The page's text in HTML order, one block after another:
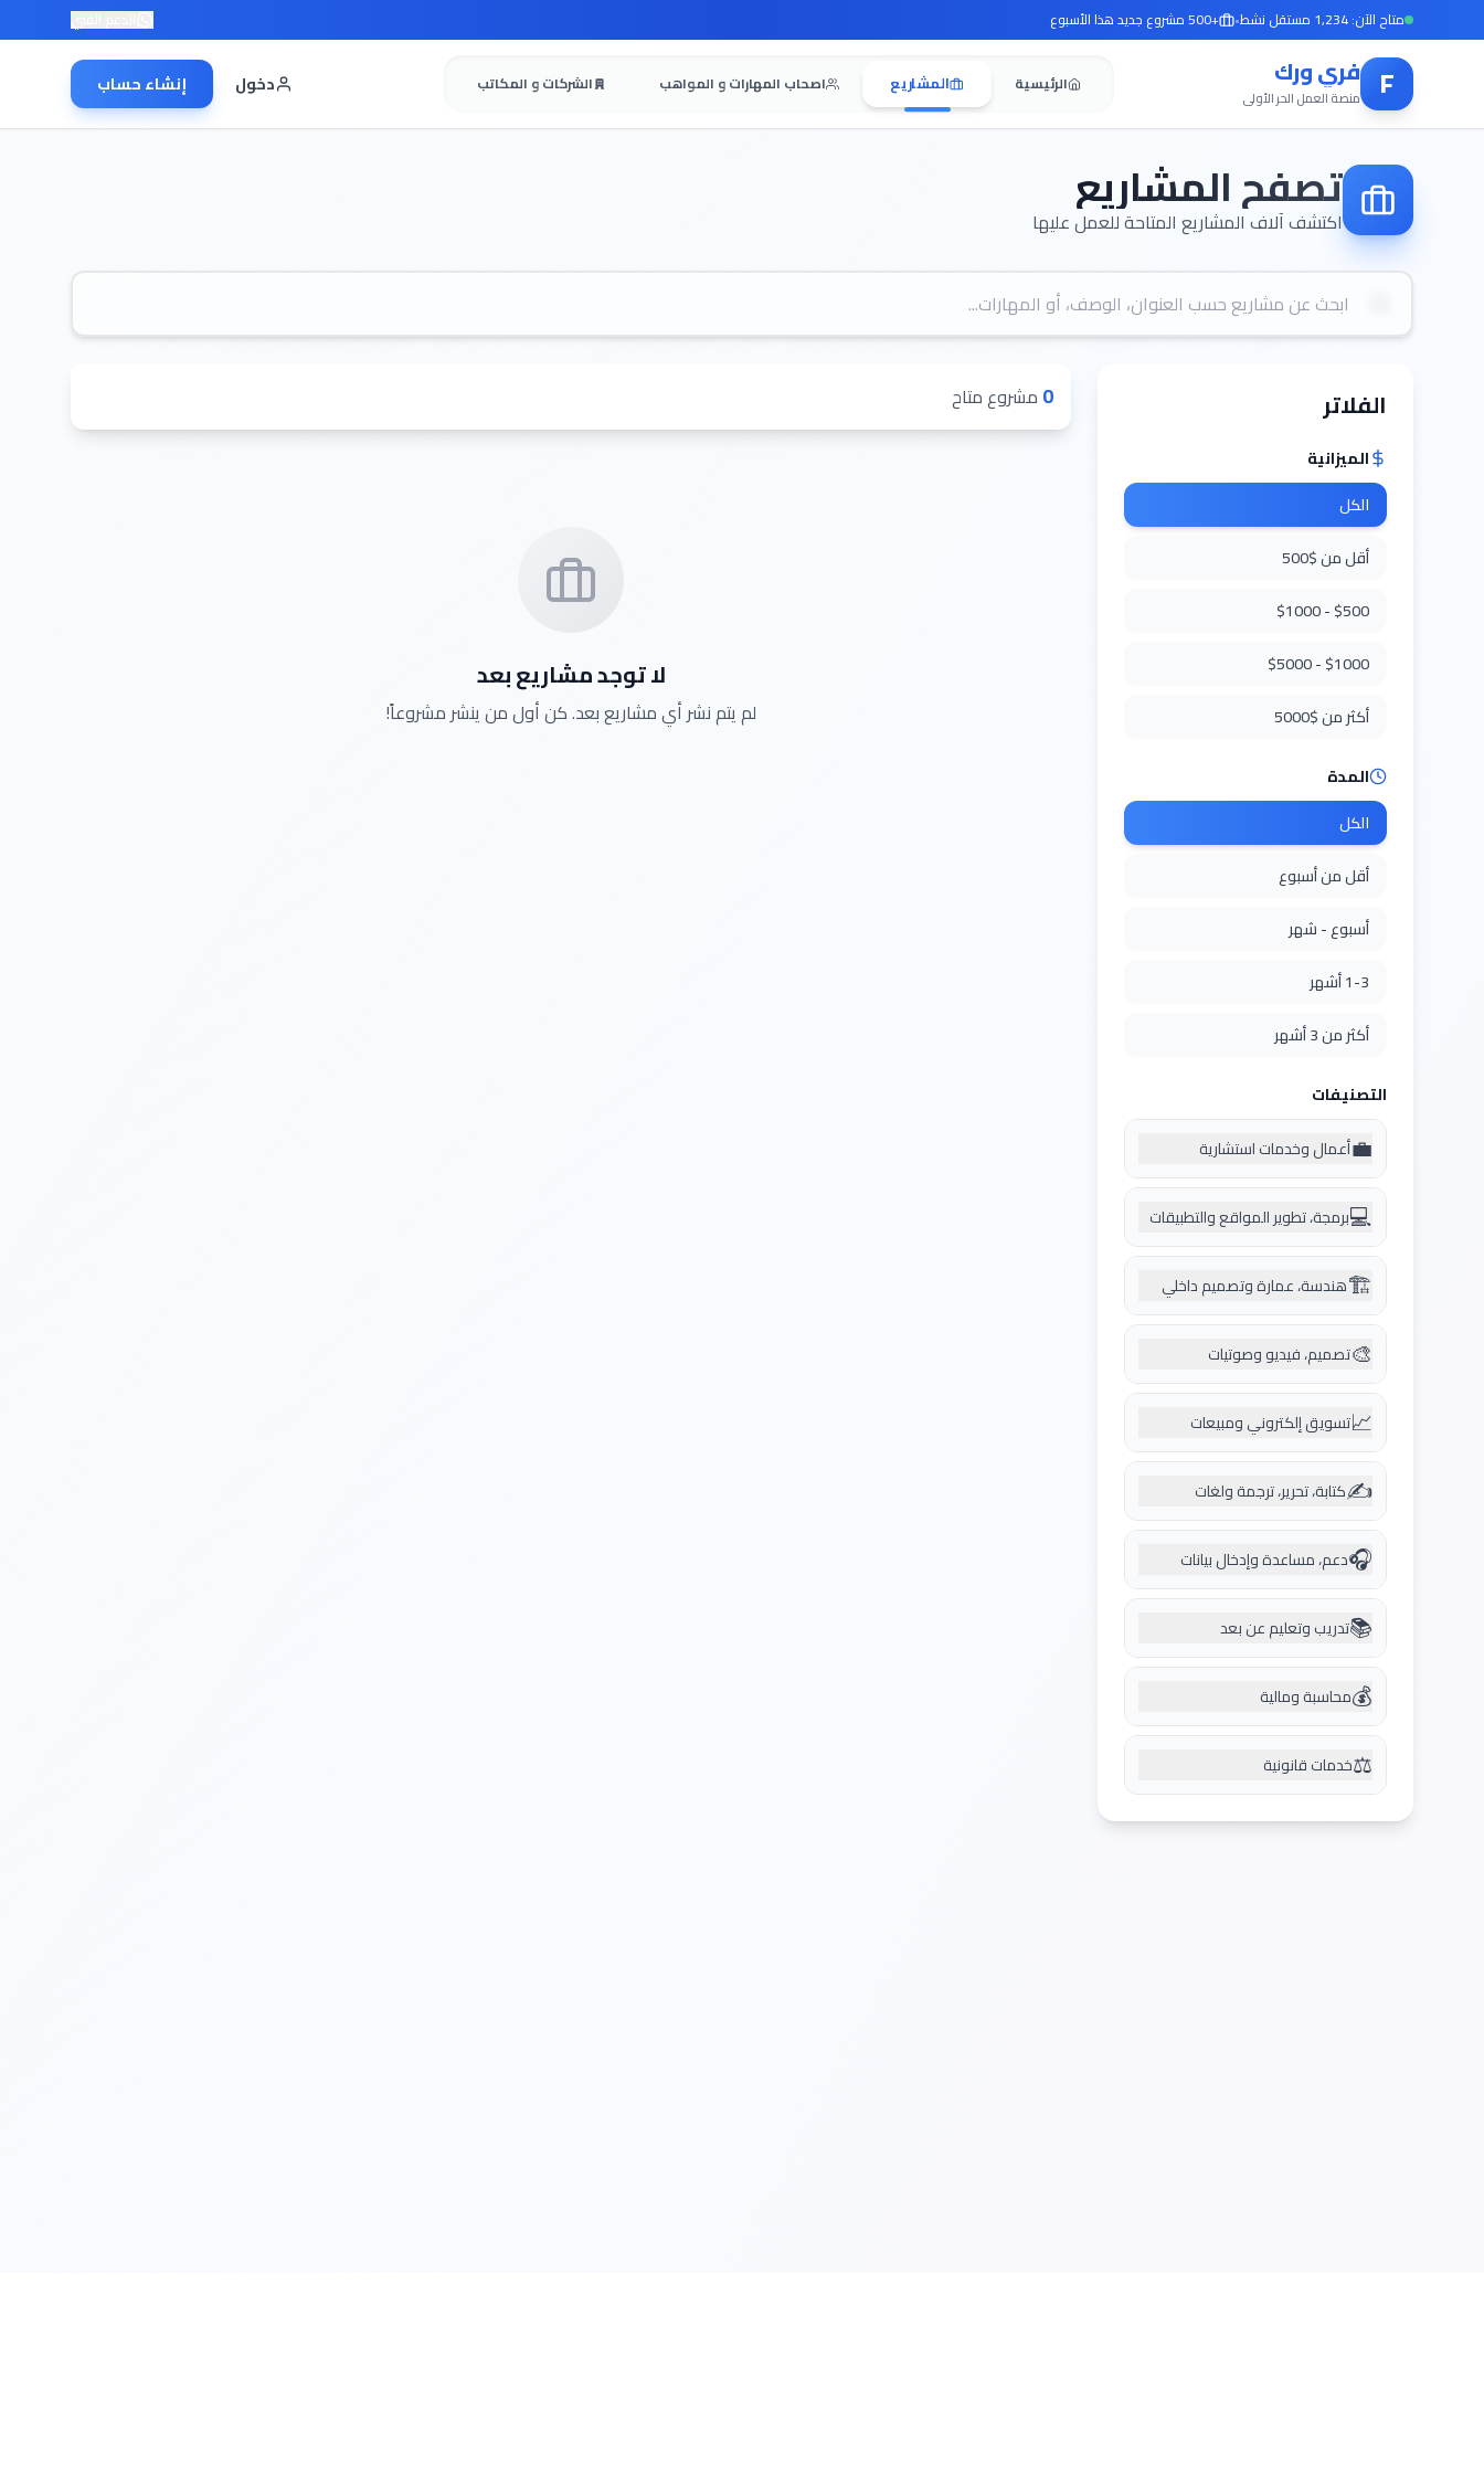
متاح الآن: 1,234 مستقل نشط • +500 مشروع جديد هذا الأسبوع الدعم الفني
F فري ورك
منصة العمل الحر الأولى
الرئيسية المشاريع اصحاب المهارات و المواهب الشركات و المكاتب دخول إنشاء حساب
تصفح المشاريع
اكتشف آلاف المشاريع المتاحة للعمل عليها
الفلاتر
الميزانية
الكل
أقل من $500
$500 - $1000
$1000 - $5000
أكثر من $5000
المدة
الكل
أقل من أسبوع
أسبوع - شهر
1-3 أشهر
أكثر من 3 أشهر
التصنيفات
💼أعمال وخدمات استشارية
💻برمجة، تطوير المواقع والتطبيقات
🏗️هندسة، عمارة وتصميم داخلي
🎨تصميم، فيديو وصوتيات
📈تسويق إلكتروني ومبيعات
✍️كتابة، تحرير، ترجمة ولغات
🎧دعم، مساعدة وإدخال بيانات
📚تدريب وتعليم عن بعد
💰محاسبة ومالية
⚖️خدمات قانونية
0 مشروع متاح
لا توجد مشاريع بعد
لم يتم نشر أي مشاريع بعد. كن أول من ينشر مشروعاً!